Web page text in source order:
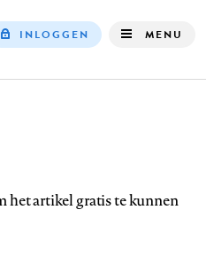
INLOGGEN MENU
het artikel gratis te kunnen